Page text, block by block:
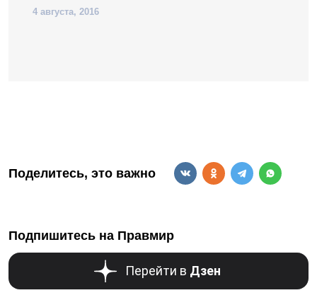
4 августа, 2016
Поделитесь, это важно
Подпишитесь на Правмир
Перейти в Дзен